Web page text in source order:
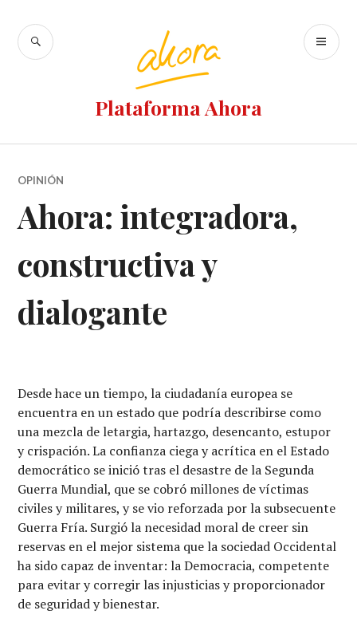
contenido
Plataforma Ahora
BUSCAR
OPINIÓN
Ahora: integradora,
constructiva y
dialogante
Desde hace un tiempo, la ciudadanía europea se
encuentra en un estado que podría describirse como
una mezcla de letargia, hartazgo, desencanto, estupor
y crispación. La confianza ciega y acrítica en el Estado
democrático se inició tras el desastre de la Segunda
Guerra Mundial, que se cobró millones de víctimas
civiles y militares, y se vio reforzada por la subsecuente
Guerra Fría. Surgió la necesidad moral de creer sin
reservas en el mejor sistema que la sociedad Occidental
ha sido capaz de inventar: la Democracia, competente
para evitar y corregir las injusticias y proporcionador
de seguridad y bienestar.